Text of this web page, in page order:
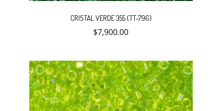
CRISTAL VERDE 355 (TT-796)
$7,900.00